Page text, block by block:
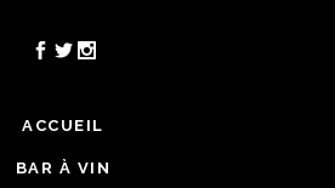
ACCUEIL
BAR À VIN